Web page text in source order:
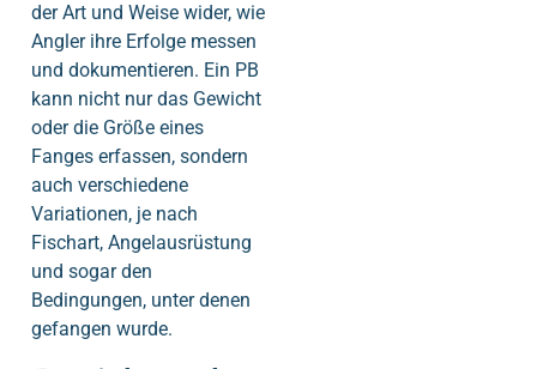
der Art und Weise wider, wie
Angler ihre Erfolge messen
und dokumentieren. Ein PB
kann nicht nur das Gewicht
oder die Größe eines
Fanges erfassen, sondern
auch verschiedene
Variationen, je nach
Fischart, Angelausrüstung
und sogar den
Bedingungen, unter denen
gefangen wurde.